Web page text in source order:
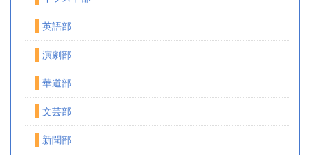
英語部
演劇部
華道部
文芸部
新聞部